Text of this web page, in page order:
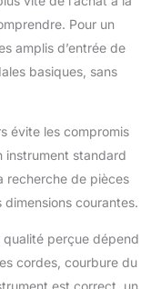
Pour un
amplis d’entrée de
basiques, sans
évite les compromis
instrument standard
recherche de pièces
courantes.
qualité perçue dépend
cordes, courbure du